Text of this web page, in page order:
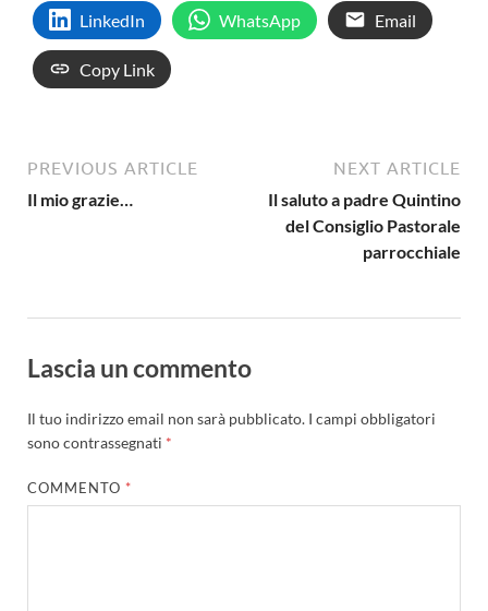
LinkedIn WhatsApp Email
Copy Link
PREVIOUS ARTICLE
Il mio grazie…
NEXT ARTICLE
Il saluto a padre Quintino
del Consiglio Pastorale
parrocchiale
Lascia un commento
Il tuo indirizzo email non sarà pubblicato. I campi obbligatori
sono contrassegnati *
COMMENTO *